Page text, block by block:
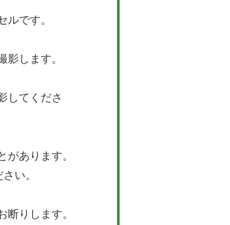
です。
します。
してくださ
あります。
い。
りします。